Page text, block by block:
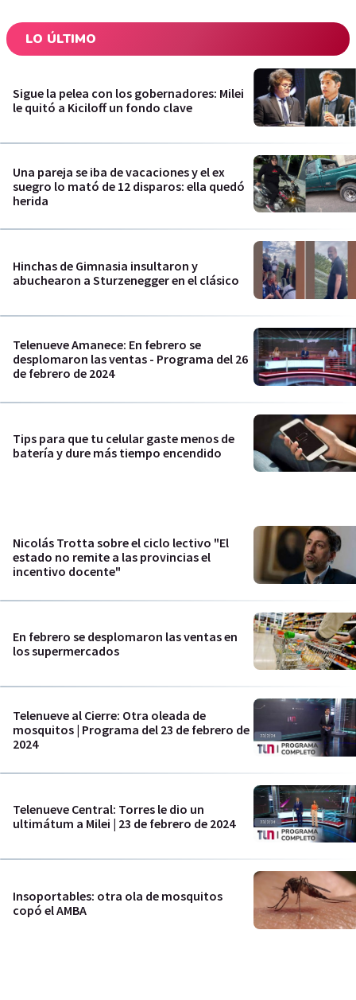
LO ÚLTIMO
Sigue la pelea con los gobernadores: Milei
le quitó a Kiciloff un fondo clave
Una pareja se iba de vacaciones y el ex
suegro lo mató de 12 disparos: ella quedó
herida
Hinchas de Gimnasia insultaron y
abuchearon a Sturzenegger en el clásico
Telenueve Amanece: En febrero se
desplomaron las ventas - Programa del 26
de febrero de 2024
Tips para que tu celular gaste menos de
batería y dure más tiempo encendido
Nicolás Trotta sobre el ciclo lectivo "El
estado no remite a las provincias el
incentivo docente"
En febrero se desplomaron las ventas en
los supermercados
Telenueve al Cierre: Otra oleada de
mosquitos | Programa del 23 de febrero de
2024
Telenueve Central: Torres le dio un
ultimátum a Milei | 23 de febrero de 2024
Insoportables: otra ola de mosquitos
copó el AMBA